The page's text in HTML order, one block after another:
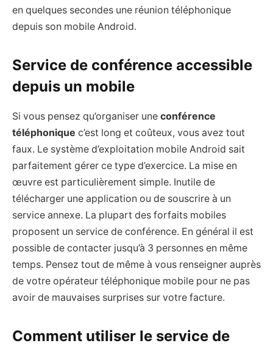
en quelques secondes une réunion téléphonique
depuis son mobile Android.
Service de conférence accessible
depuis un mobile
Si vous pensez qu’organiser une conférence
téléphonique c’est long et coûteux, vous avez tout
faux. Le système d’exploitation mobile Android sait
parfaitement gérer ce type d’exercice. La mise en
œuvre est particulièrement simple. Inutile de
télécharger une application ou de souscrire à un
service annexe. La plupart des forfaits mobiles
proposent un service de conférence. En général il est
possible de contacter jusqu’à 3 personnes en même
temps. Pensez tout de même à vous renseigner auprès
de votre opérateur téléphonique mobile pour ne pas
avoir de mauvaises surprises sur votre facture.
Comment utiliser le service de